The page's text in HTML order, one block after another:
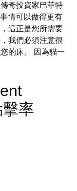
奇投資家巴菲特
情可以做得更有
這正是您所需要
我們必須注意很
的床。 因為貓一
率